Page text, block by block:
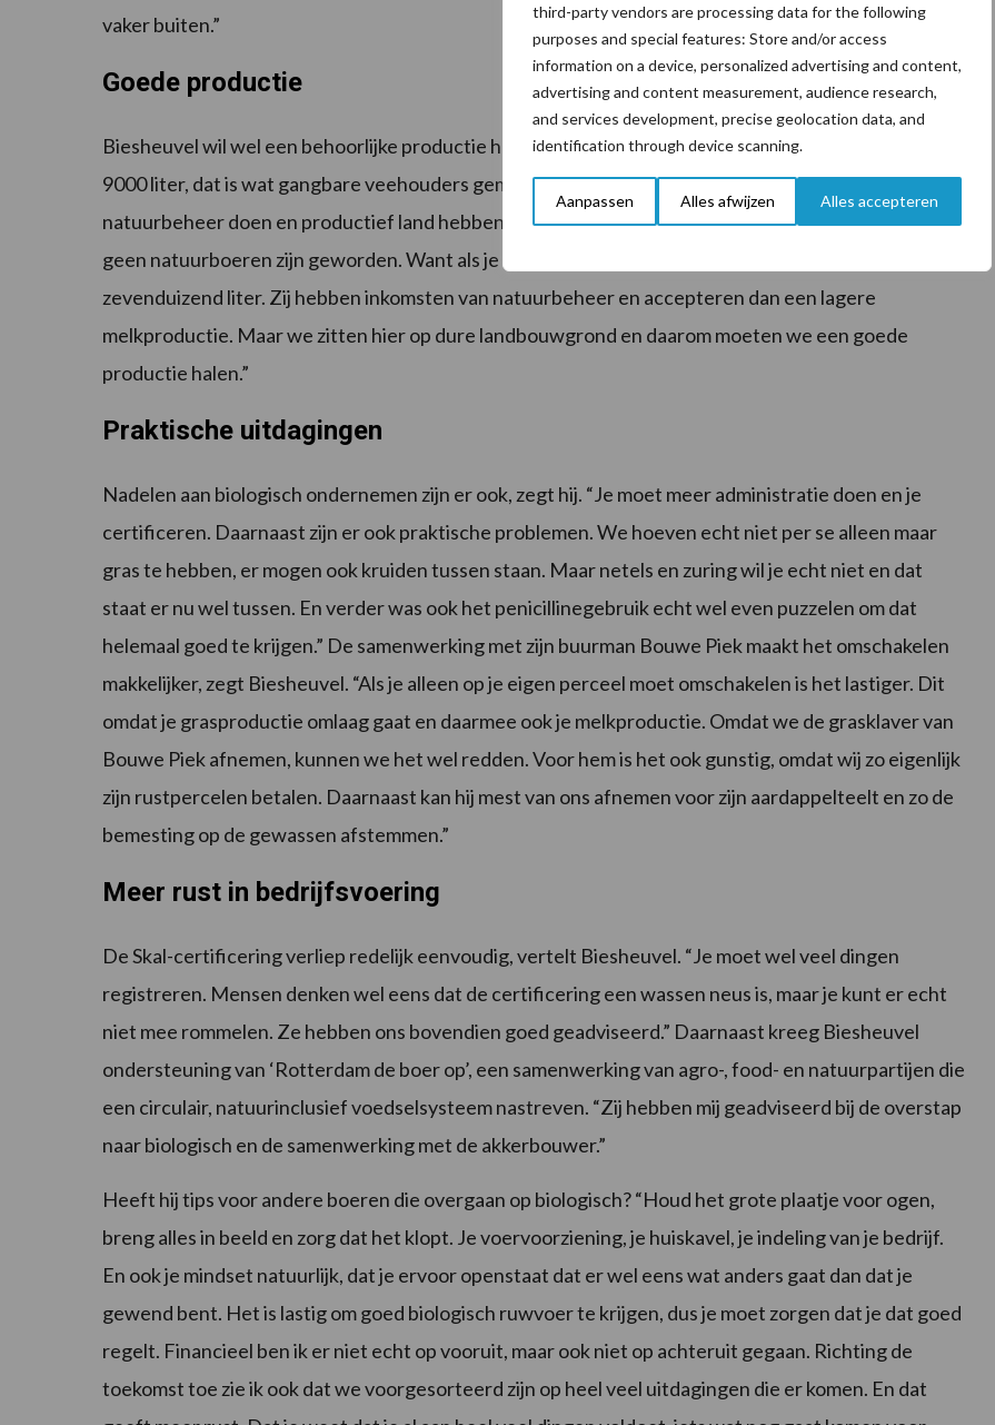
third-party vendors are processing data for the following
purposes and special features: Store and/or access
information on a device, personalized advertising and content,
advertising and content measurement, audience research,
and services development, precise geolocation data, and
identification through device scanning.
Aanpassen Alles afwijzen Alles accepteren
vaker buiten.”
Goede productie
Biesheuvel wil wel een behoorlijke productie halen. “We streven naar een productie van 8500 tot
9000 liter, dat is wat gangbare veehouders gemiddeld ook halen. Doordat we bijna geen
natuurbeheer doen en productief land hebben, is dit mogelijk. Maar dat is wel de reden waarom we
geen natuurboeren zijn geworden. Want als je veel natuurbeheer hebt, haal je maar zes- tot
zevenduizend liter. Zij hebben inkomsten van natuurbeheer en accepteren dan een lagere
melkproductie. Maar we zitten hier op dure landbouwgrond en daarom moeten we een goede
productie halen.”
Praktische uitdagingen
Nadelen aan biologisch ondernemen zijn er ook, zegt hij. “Je moet meer administratie doen en je
certificeren. Daarnaast zijn er ook praktische problemen. We hoeven echt niet per se alleen maar
gras te hebben, er mogen ook kruiden tussen staan. Maar netels en zuring wil je echt niet en dat
staat er nu wel tussen. En verder was ook het penicillinegebruik echt wel even puzzelen om dat
helemaal goed te krijgen.” De samenwerking met zijn buurman Bouwe Piek maakt het omschakelen
makkelijker, zegt Biesheuvel. “Als je alleen op je eigen perceel moet omschakelen is het lastiger. Dit
omdat je grasproductie omlaag gaat en daarmee ook je melkproductie. Omdat we de grasklaver van
Bouwe Piek afnemen, kunnen we het wel redden. Voor hem is het ook gunstig, omdat wij zo eigenlijk
zijn rustpercelen betalen. Daarnaast kan hij mest van ons afnemen voor zijn aardappelteelt en zo de
bemesting op de gewassen afstemmen.”
Meer rust in bedrijfsvoering
De Skal-certificering verliep redelijk eenvoudig, vertelt Biesheuvel. “Je moet wel veel dingen
registreren. Mensen denken wel eens dat de certificering een wassen neus is, maar je kunt er echt
niet mee rommelen. Ze hebben ons bovendien goed geadviseerd.” Daarnaast kreeg Biesheuvel
ondersteuning van ‘Rotterdam de boer op’, een samenwerking van agro-, food- en natuurpartijen die
een circulair, natuurinclusief voedselsysteem nastreven. “Zij hebben mij geadviseerd bij de overstap
naar biologisch en de samenwerking met de akkerbouwer.”
Heeft hij tips voor andere boeren die overgaan op biologisch? “Houd het grote plaatje voor ogen,
breng alles in beeld en zorg dat het klopt. Je voervoorziening, je huiskavel, je indeling van je bedrijf.
En ook je mindset natuurlijk, dat je ervoor openstaat dat er wel eens wat anders gaat dan dat je
gewend bent. Het is lastig om goed biologisch ruwvoer te krijgen, dus je moet zorgen dat je dat goed
regelt. Financieel ben ik er niet echt op vooruit, maar ook niet op achteruit gegaan. Richting de
toekomst toe zie ik ook dat we voorgesorteerd zijn op heel veel uitdagingen die er komen. En dat